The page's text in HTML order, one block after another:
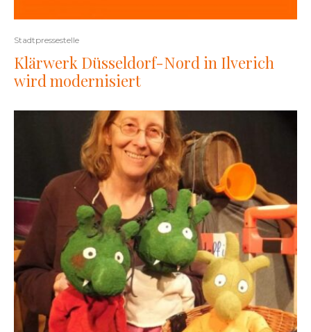
Stadtpressestelle
Klärwerk Düsseldorf-Nord in Ilverich
wird modernisiert